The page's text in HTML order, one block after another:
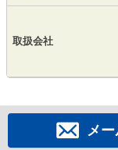
取扱会社
メ